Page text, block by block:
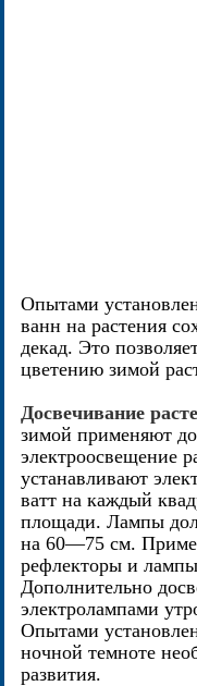
Опытами
ванн на растения
декад. Это
цветению зимой
Досвечивание
зимой применяют
электроосвещение
устанавливают
ватт на каждый
площади. Лампы
на 60—75 см.
рефлекторы и
Дополнительно
электролампами
Опытами
ночной темноте
развития.